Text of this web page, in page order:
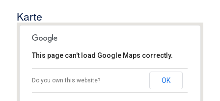
Karte
Augsburg e.V.
Details
This page can't load Google Maps correctly.
Do you own this website? OK